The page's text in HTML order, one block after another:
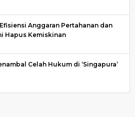
Anggaran Pertahanan dan
Hapus Kemiskinan
Celah Hukum di ‘Singapura’